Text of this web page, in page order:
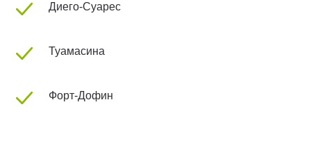
Диего-Суарес
Туамасина
Форт-Дофин